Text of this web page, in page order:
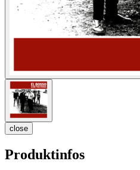
close
Produktinfos